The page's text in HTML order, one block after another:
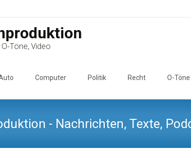
Töne, Video
Computer Politik Recht O-
- Nachrichten, Texte,